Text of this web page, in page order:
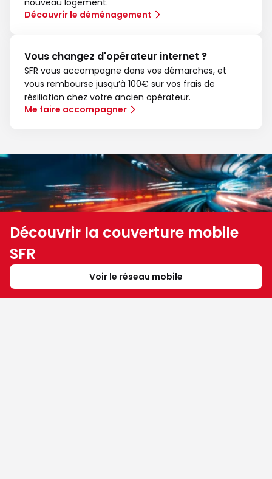
Découvrir le déménagement
Vous changez d'opérateur internet ?
SFR vous accompagne dans vos démarches, et
vous rembourse jusqu’à 100€ sur vos frais de
résiliation chez votre ancien opérateur.
Me faire accompagner
Découvrir la couverture mobile
SFR
Voir le réseau mobile